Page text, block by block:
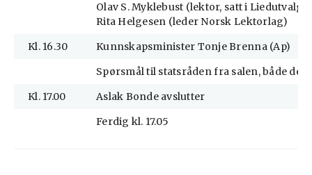
Olav S. Myklebust (lektor, satt i
Rita Helgesen (leder Norsk Lektorlag)
Kl. 16.30
Kunnskapsminister Tonje Brenna (Ap)
Spørsmål til statsråden fra salen, både
Kl. 17.00
Aslak Bonde avslutter
Ferdig kl. 17.05